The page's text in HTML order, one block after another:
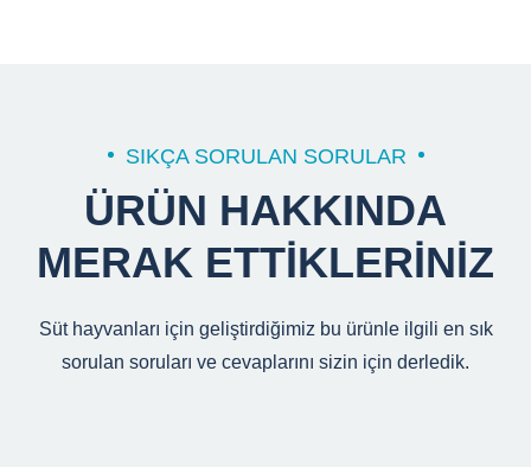
SIKÇA SORULAN SORULAR
ÜRÜN HAKKINDA
MERAK ETTIKLERINIZ
Süt hayvanları için geliştirdiğimiz bu ürünle ilgili en sık
sorulan soruları ve cevaplarını sizin için derledik.